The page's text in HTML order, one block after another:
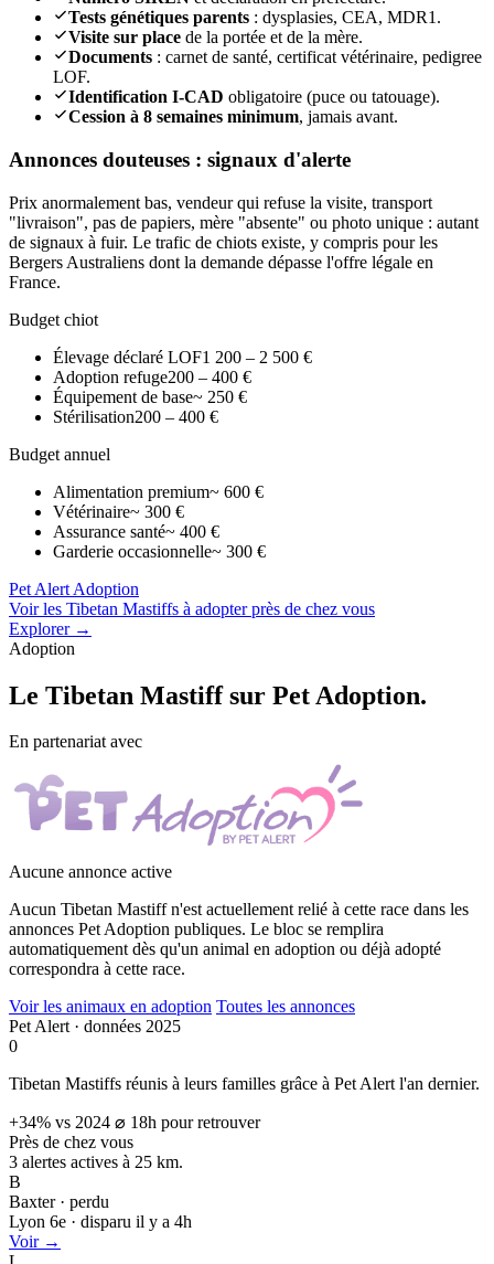
Tests génétiques parents : dysplasies, CEA, MDR1.
Visite sur place de la portée et de la mère.
Documents : carnet de santé, certificat vétérinaire, pedigree
LOF.
Identification I-CAD obligatoire (puce ou tatouage).
Cession à 8 semaines minimum, jamais avant.
Annonces douteuses : signaux d'alerte
Prix anormalement bas, vendeur qui refuse la visite, transport
"livraison", pas de papiers, mère "absente" ou photo unique : autant
de signaux à fuir. Le trafic de chiots existe, y compris pour les
Bergers Australiens dont la demande dépasse l'offre légale en
France.
Budget chiot
Élevage déclaré LOF1 200 – 2 500 €
Adoption refuge200 – 400 €
Équipement de base~ 250 €
Stérilisation200 – 400 €
Budget annuel
Alimentation premium~ 600 €
Vétérinaire~ 300 €
Assurance santé~ 400 €
Garderie occasionnelle~ 300 €
Pet Alert Adoption
Voir les Tibetan Mastiffs à adopter près de chez vous
Explorer →
Adoption
Le Tibetan Mastiffsur Pet Adoption.
En partenariat avec
Aucune annonce active
Aucun Tibetan Mastiff n'est actuellement relié à cette race dans les
annonces Pet Adoption publiques. Le bloc se remplira
automatiquement dès qu'un animal en adoption ou déjà adopté
correspondra à cette race.
Voir les animaux en adoption Toutes les annonces
Pet Alert · données 2025
0
Tibetan Mastiffs réunis à leurs familles grâce à Pet Alert l'an dernier.
+34% vs 2024 ⌀ 18h pour retrouver
Près de chez vous
3 alertes actives à 25 km.
B
Baxter · perdu
Lyon 6e · disparu il y a 4h
Voir →